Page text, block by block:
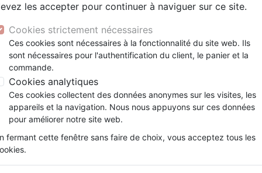
courant
Français fondamental
Autres versions
Bibles d'étude
Bibles audio
sectes
adoration, louange
Famille, couple
Personne, santé
Ethique, société, politique
Religions
ans
Adolescents, jeunes
Enseignement jeunesse
Noël, Musique de fête
Recueils et partitions
reportages
animés
Concerts, spectacles
Willow Tree
Objets cadeaux
Jeux
Fourres de Bible
THOUGHT OF YOU
THE VERY THOUGHT OF YOU
Référence
Détails du produit
Référence
EAN / ISBN
0080856001123
RORYN PARTI
Poids
0 g
les accepter pour continuer à naviguer sur ce site.
Cookies strictement nécessaires
Ces cookies sont nécessaires à la fonctionnalité du site web. Ils
sont nécessaires pour l'authentification du client, le panier et la
commande.
Cookies analytiques
Ces cookies collectent des données anonymes sur les visites, les
appareils et la navigation. Nous nous appuyons sur ces données
pour améliorer notre site web.
fermant cette fenêtre sans faire de choix, vous acceptez tous les